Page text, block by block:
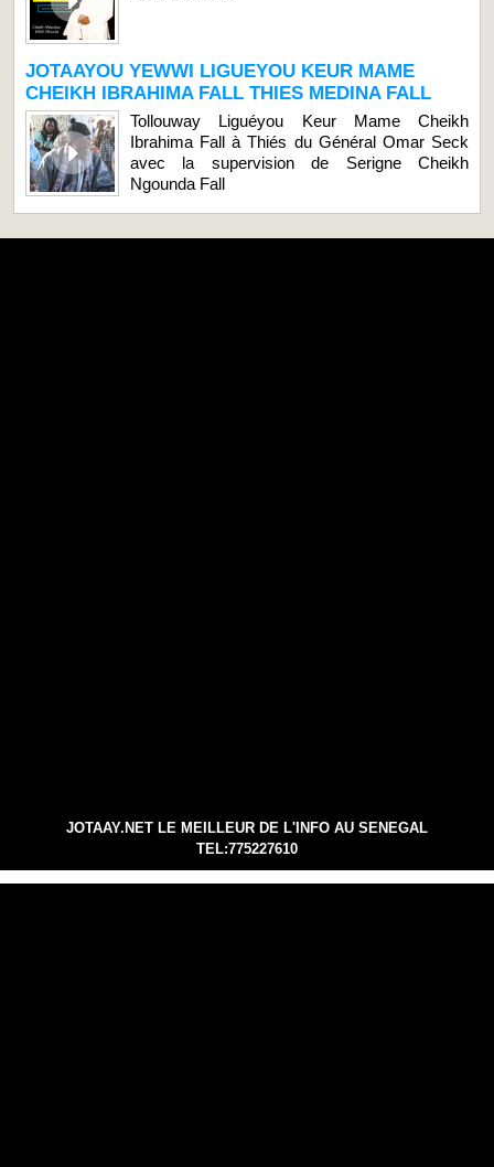
JOTAAYOU YEWWI LIGUEYOU KEUR MAME
CHEIKH IBRAHIMA FALL THIES MEDINA FALL
Tollouway Liguéyou Keur Mame Cheikh
Ibrahima Fall à Thiés du Général Omar Seck
avec la supervision de Serigne Cheikh
Ngounda Fall
JOTAAY.NET LE MEILLEUR DE L'INFO AU SENEGAL
TEL:775227610